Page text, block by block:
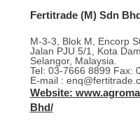
Fertitrade (M) Sdn
M-3-3, Blok M, Encorp
Jalan PJU 5/1, Kota
Selangor, Malaysia.
Tel: 03-7666 8899 Fax:
E-mail :
Website:
Bhd/